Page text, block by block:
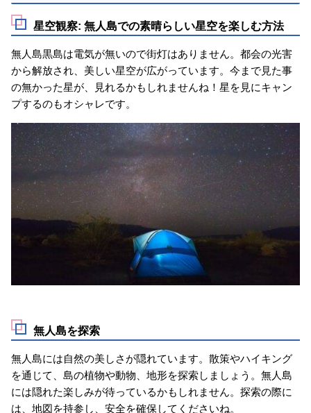
星空観察: 無人島での素晴らしい星空を楽しむ方法
無人島黒島は電気が無いので街灯はありません。都会の光害
から解放され、美しい星空が広がっています。今まで見た事
の無かった星が、見れるかもしれませんね！星を見にキャン
プするのもオシャレです。
無人島を探索
無人島には自然の美しさが隠れています。散策やハイキング
を通じて、島の植物や動物、地形を探索しましょう。無人島
には隠れた楽しみが待っているかもしれません。探索の際に
は、地図を持参し、安全を確保してくださいね。